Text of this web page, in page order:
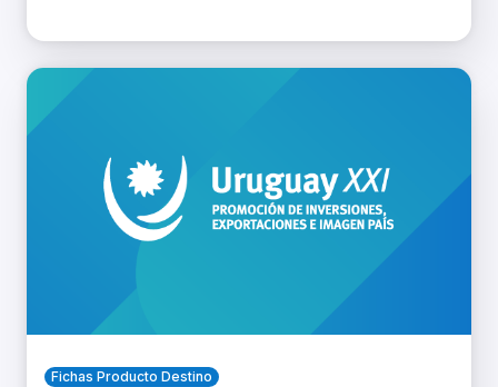
Fichas Producto Destino